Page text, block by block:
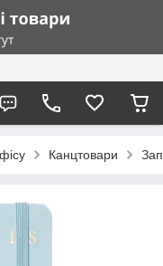
Канцтовари